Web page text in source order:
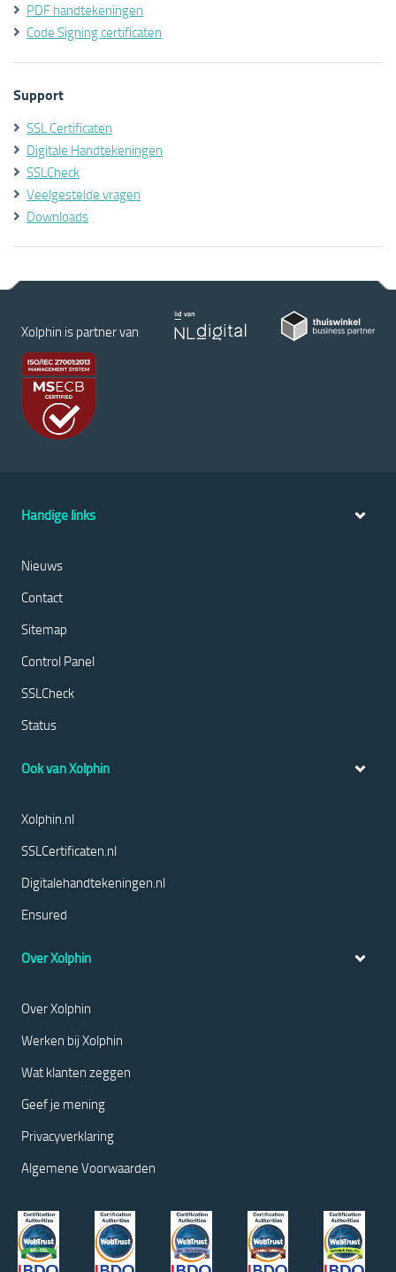
PDF handtekeningen
Code Signing certificaten
Support
SSL Certificaten
Digitale Handtekeningen
SSLCheck
Veelgestelde vragen
Downloads
Xolphin is partner van
Handige links
Nieuws
Contact
Sitemap
Control Panel
SSLCheck
Status
Ook van Xolphin
Xolphin.nl
SSLCertificaten.nl
Digitalehandtekeningen.nl
Ensured
Over Xolphin
Over Xolphin
Werken bij Xolphin
Wat klanten zeggen
Geef je mening
Privacyverklaring
Algemene Voorwaarden